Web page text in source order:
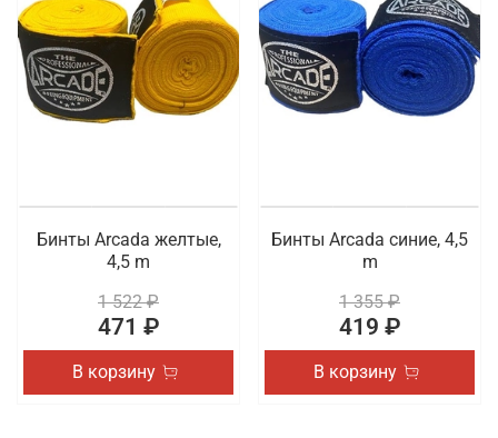
спортсмена на время тренировок и соревнований.
Рекомендуем перейти в каталог, чтобы
самостоятельно ознакомиться с доступными для
заказа товарами. Осуществляется быстрая
доставка покупок по Великому Новгороду.
Бинты Arcada желтые,
4,5 m
1 522 ₽
471 ₽
В корзину
Бинты Arcada синие, 4,5
m
1 355 ₽
419 ₽
В корзину